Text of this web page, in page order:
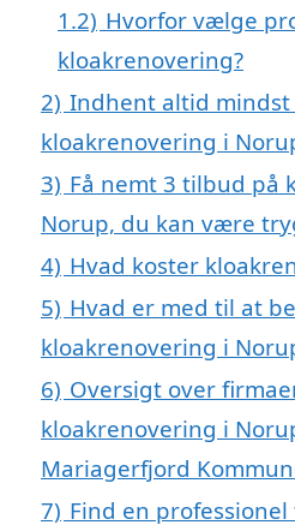
1.2) Hvorfor vælge
kloakrenovering?
2) Indhent altid
kloakrenovering i
3) Få nemt 3 tilbud på
Norup, du kan være
4) Hvad koster
5) Hvad er med til at
kloakrenovering i
6) Oversigt over
kloakrenovering i
Mariagerfjord
7) Find en